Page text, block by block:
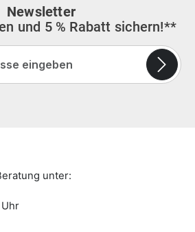
Newsletter
und 5 % Rabatt sichern!**
unter:
Uhr